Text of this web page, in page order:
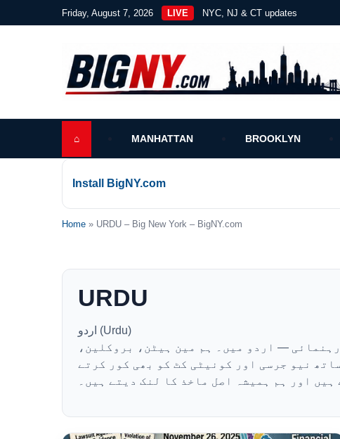
Friday, August 7, 2026 LIVE NYC, NJ & CT updates
⌂ MANHATTAN BROOKLYN
Install BigNY.com
Home » URDU – Big New York – BigNY.com
URDU
اردو (Urdu)
— اردو میں۔ ہم مین ہیٹن، بروکلین،
نیو جرسی اور کونیٹی کٹ کو بھی کور کرتے
اور ہم ہمیشہ اصل ماخذ کا لنک دیتے ہیں۔